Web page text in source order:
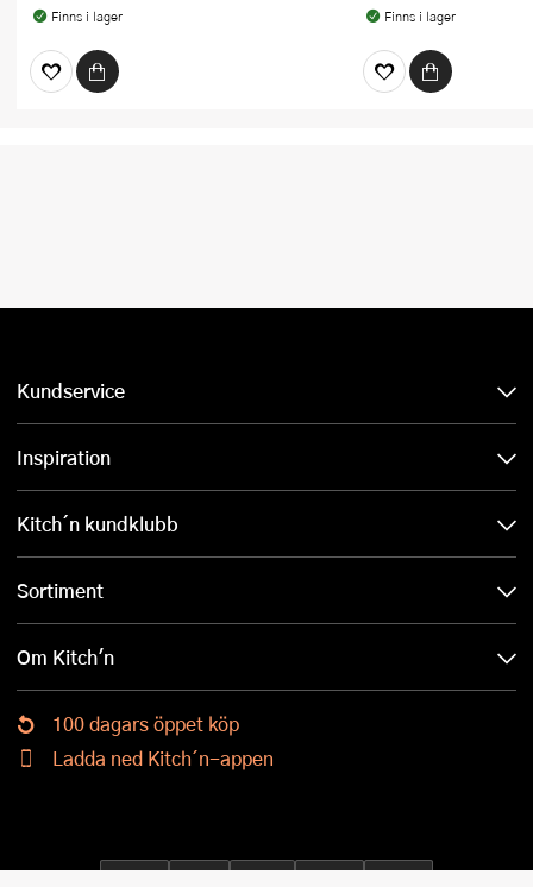
Finns i lager Finns i lager
Kundservice
Inspiration
Kitch´n kundklubb
Sortiment
Om Kitch'n
100 dagars öppet köp
Ladda ned Kitch´n-appen